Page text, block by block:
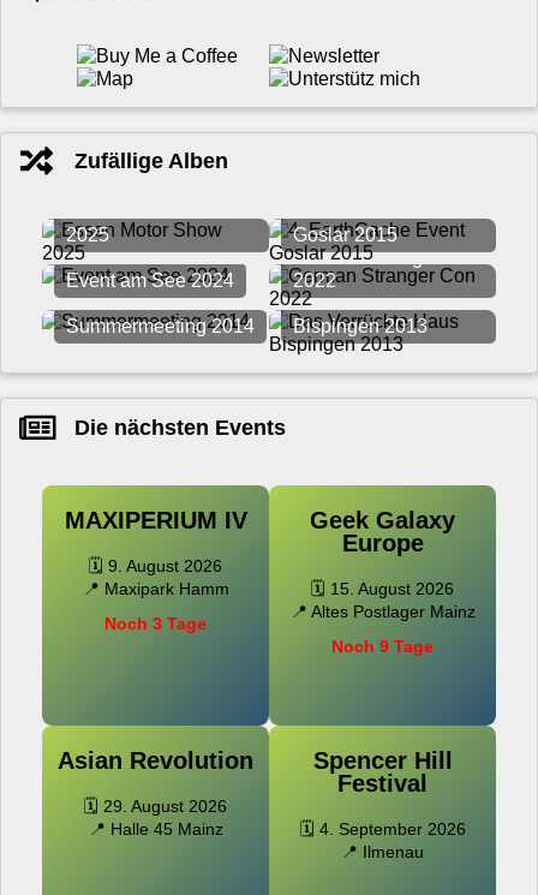
Zufällige Alben
2025
Goslar 2015
Event am See 2024
German Stranger Con
2022
Summermeeting 2014
Das Verrückte Haus
Bispingen 2013
Die nächsten Events
MAXIPERIUM IV
🗓️ 9. August 2026
📍 Maxipark Hamm
Noch 3 Tage
Geek Galaxy
Europe
🗓️ 15. August 2026
📍 Altes Postlager Mainz
Noch 9 Tage
Asian Revolution
🗓️ 29. August 2026
📍 Halle 45 Mainz
Spencer Hill
Festival
🗓️ 4. September 2026
📍 Ilmenau